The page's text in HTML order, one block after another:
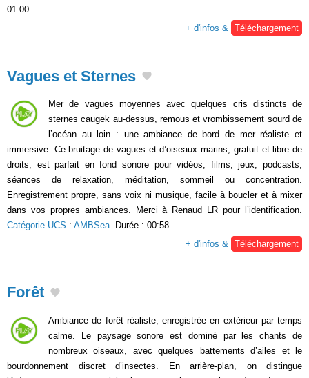
01:00.
+ d'infos &
Téléchargement
Vagues et Sternes
Mer de vagues moyennes avec quelques cris distincts de
sternes caugek au-dessus, remous et vrombissement sourd de
l’océan au loin : une ambiance de bord de mer réaliste et
immersive. Ce bruitage de vagues et d’oiseaux marins, gratuit et libre de
droits, est parfait en fond sonore pour vidéos, films, jeux, podcasts,
séances de relaxation, méditation, sommeil ou concentration.
Enregistrement propre, sans voix ni musique, facile à boucler et à mixer
dans vos propres ambiances. Merci à Renaud LR pour l’identification.
Catégorie UCS : AMBSea. Durée : 00:58.
+ d'infos & Téléchargement
Forêt
Ambiance de forêt réaliste, enregistrée en extérieur par temps
calme. Le paysage sonore est dominé par les chants de
nombreux oiseaux, avec quelques battements d’ailes et le
bourdonnement discret d’insectes. En arrière-plan, on distingue